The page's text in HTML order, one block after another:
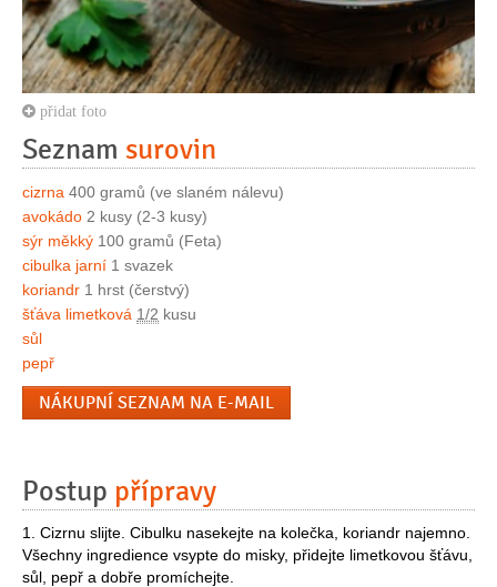
přidat foto
Seznam surovin
cizrna 400 gramů (ve slaném nálevu)
avokádo 2 kusy (2-3 kusy)
sýr měkký 100 gramů (Feta)
cibulka jarní 1 svazek
koriandr 1 hrst (čerstvý)
šťáva limetková 1/2 kusu
sůl
pepř
NÁKUPNÍ SEZNAM NA E-MAIL
Postup přípravy
1. Cizrnu slijte. Cibulku nasekejte na kolečka, koriandr najemno.
Všechny ingredience vsypte do misky, přidejte limetkovou šťávu,
sůl, pepř a dobře promíchejte.